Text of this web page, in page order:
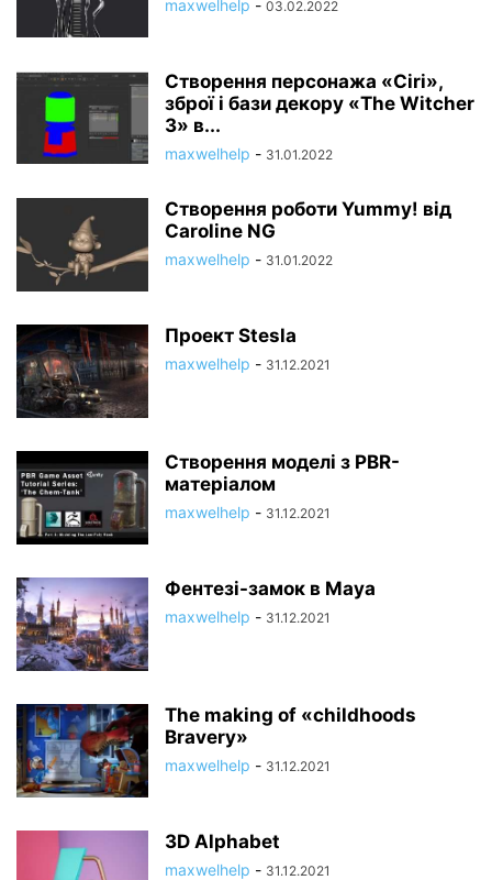
maxwelhelp - 03.02.2022
Створення персонажа «Ciri»,
зброї і бази декору «The Witcher
3» в...
maxwelhelp - 31.01.2022
Створення роботи Yummy! від
Caroline NG
maxwelhelp - 31.01.2022
Проект Stesla
maxwelhelp - 31.12.2021
Створення моделі з PBR-
матеріалом
maxwelhelp - 31.12.2021
Фентезі-замок в Maya
maxwelhelp - 31.12.2021
The making of «childhoods
Bravery»
maxwelhelp - 31.12.2021
3D Alphabet
maxwelhelp - 31.12.2021